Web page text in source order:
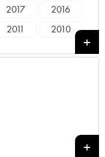
2017
2016
2011
2010
+